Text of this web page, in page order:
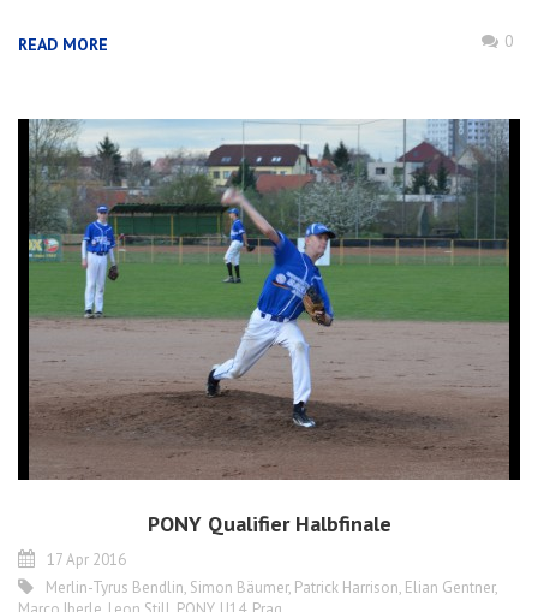
READ MORE 0
PONY Qualifier Halbfinale
17 Apr 2016
Merlin-Tyrus Bendlin, Simon Bäumer, Patrick Harrison, Elian Gentner,